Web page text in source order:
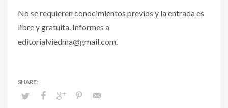
No se requieren conocimientos previos y la entrada es
libre y gratuita. Informes a
editorialviedma@gmail.com.